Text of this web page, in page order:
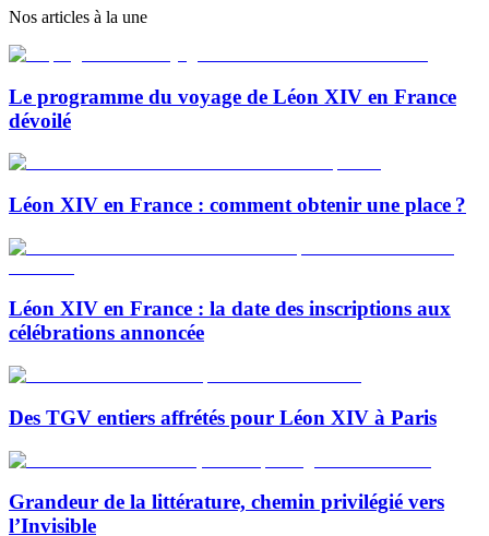
Nos articles à la une
Le programme du voyage de Léon XIV en France
dévoilé
Léon XIV en France : comment obtenir une place ?
Léon XIV en France : la date des inscriptions aux
célébrations annoncée
Des TGV entiers affrétés pour Léon XIV à Paris
Grandeur de la littérature, chemin privilégié vers
l’Invisible